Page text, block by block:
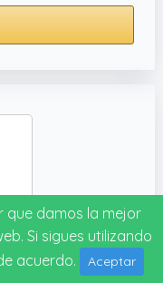
que damos la mejor
Si sigues utilizando
acuerdo.
Aceptar